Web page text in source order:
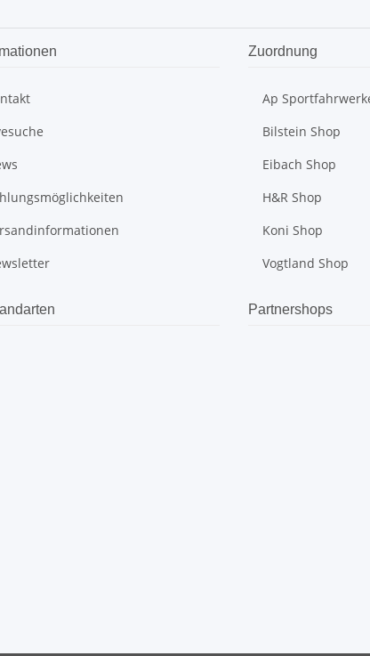
Zuordnung
Ap
Bilstein Shop
Eibach Shop
H&R Shop
Koni Shop
Vogtland Shop
Partnershops